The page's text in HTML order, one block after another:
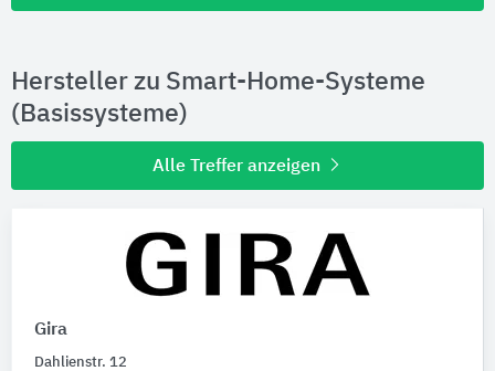
Hersteller zu Smart-Home-Systeme
(Basissysteme)
Alle Treffer anzeigen
Gira
Dahlienstr. 12